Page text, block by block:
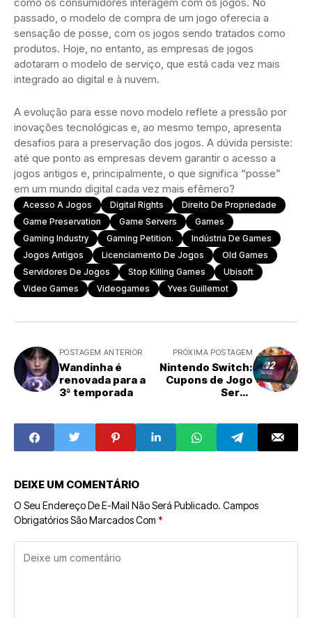
passado, o modelo de compra de um jogo oferecia a
sensação de posse, com os jogos sendo tratados como
produtos. Hoje, no entanto, as empresas de jogos
adotaram o modelo de serviço, que está cada vez mais
integrado ao digital e à nuvem.
A evolução para esse novo modelo reflete a pressão por
inovações tecnológicas e, ao mesmo tempo, apresenta
desafios para a preservação dos jogos. A dúvida persiste:
até que ponto as empresas devem garantir o acesso a
jogos antigos e, principalmente, o que significa “posse”
em um mundo digital cada vez mais efêmero?
Acesso A Jogos Digital Rights
Direito De Propriedade
Game Preservation
Game Servers
Games
Gaming Industry
Gaming Petition.
Indústria De Games
Jogos Antigos
Licenciamento De Jogos
Old Games
Servidores De Jogos
Stop Killing Games
Ubisoft
Video Games
Videogames Yves Guillemot
POSTAGEM ANTERIOR
Wandinha é
renovada para a
3ª temporada
PRÓXIMA POSTAGEM
Nintendo Switch:
Cupons de Jogo
Serão
DEIXE UM COMENTÁRIO
O Seu Endereço De E-Mail Não Será Publicado. Campos
Obrigatórios São Marcados Com *